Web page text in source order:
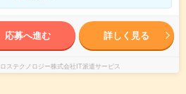
応募へ進む 詳しく見る
ステクノロジー株式会社IT派遣サービス